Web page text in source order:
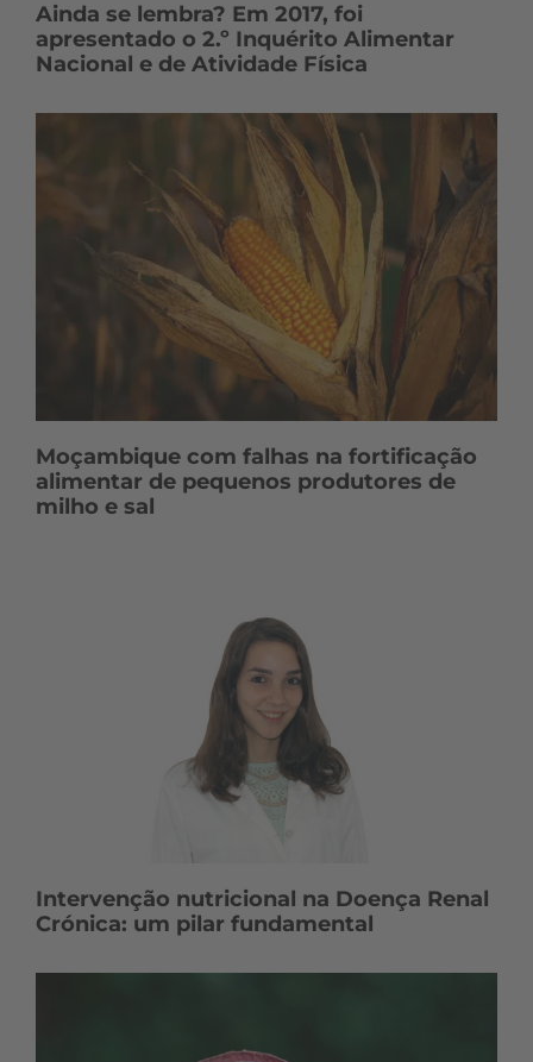
Ainda se lembra? Em 2017, foi
apresentado o 2.º Inquérito Alimentar
Nacional e de Atividade Física
Moçambique com falhas na fortificação
alimentar de pequenos produtores de
milho e sal
Intervenção nutricional na Doença Renal
Crónica: um pilar fundamental